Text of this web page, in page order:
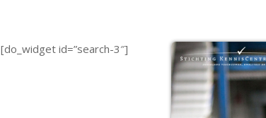
[do_widget id=”search-3″]